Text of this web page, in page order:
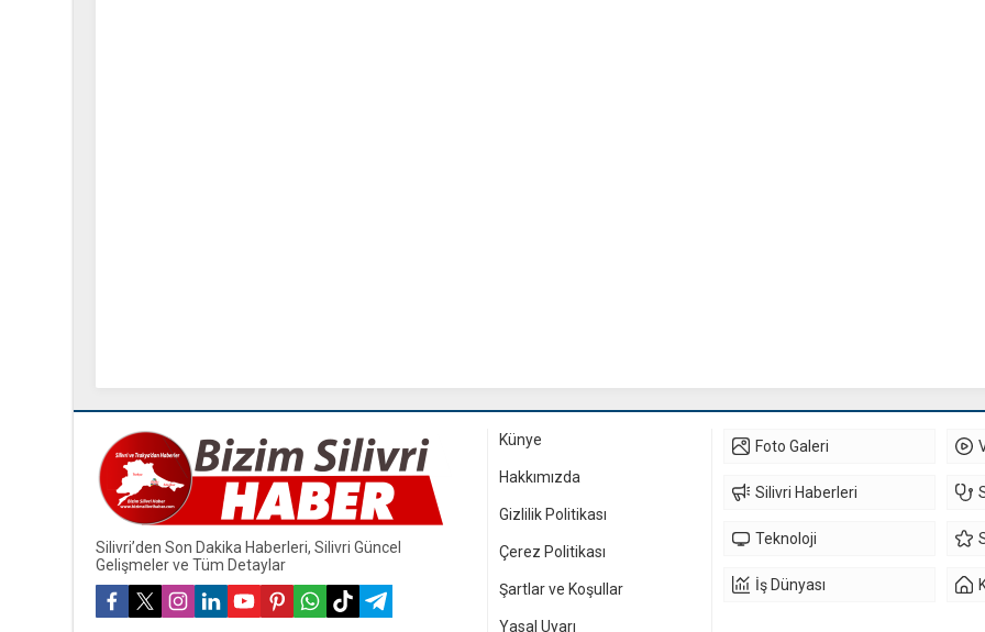
Silivri’den Son Dakika Haberleri, Silivri Güncel
Gelişmeler ve Tüm Detaylar
Künye
Hakkımızda
Gizlilik Politikası
Çerez Politikası
Şartlar ve Koşullar
Yasal Uyarı
Foto Galeri
Silivri Haberleri
Teknoloji
İş Dünyası